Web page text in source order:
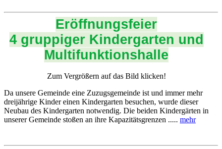
Eröffnungsfeier
4 gruppiger Kindergarten und
Multifunktionshalle
Zum Vergrößern auf das Bild klicken!
Da unsere Gemeinde eine Zuzugsgemeinde ist und immer mehr
dreijährige Kinder einen Kindergarten besuchen, wurde dieser
Neubau des Kindergarten notwendig. Die beiden Kindergärten in
unserer Gemeinde stoßen an ihre Kapazitätsgrenzen ..... mehr